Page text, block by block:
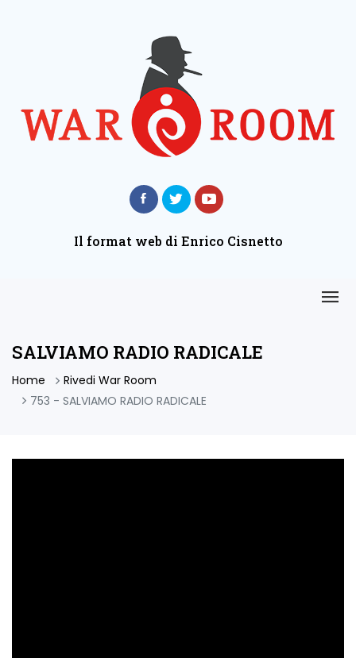
Il format web di Enrico Cisnetto
SALVIAMO RADIO RADICALE
Home
Rivedi War Room
753 - SALVIAMO RADIO RADICALE